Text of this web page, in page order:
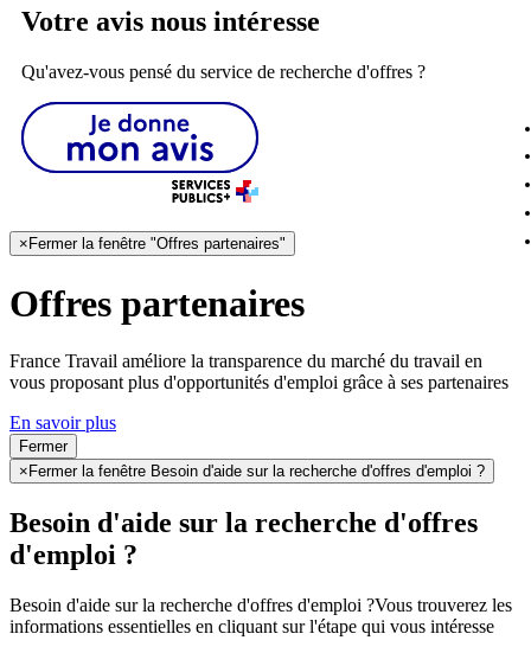
Votre avis nous intéresse
Qu'avez-vous pensé du service de recherche d'offres ?
× Fermer la fenêtre "Offres partenaires"
Offres partenaires
France Travail améliore la transparence du marché du travail en
vous proposant plus d'opportunités d'emploi grâce à ses partenaires
En savoir plus
Fermer
× Fermer la fenêtre Besoin d'aide sur la recherche d'offres d'emploi ?
Besoin d'aide sur la recherche d'offres
d'emploi ?
Besoin d'aide sur la recherche d'offres d'emploi ?Vous trouverez les
informations essentielles en cliquant sur l'étape qui vous intéresse